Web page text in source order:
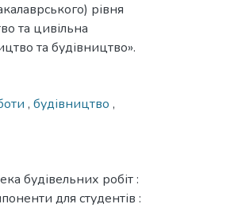
рівня
та цивільна
та будівництво».
, будівництво ,
будівельних робіт :
для студентів :